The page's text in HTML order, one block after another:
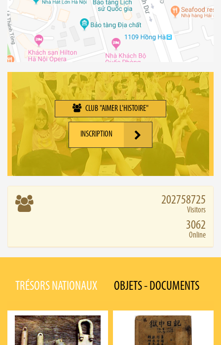
CLUB "AIMER L'HISTOIRE"
INSCRIPTION
202758725
Visitors
3062
Online
TRÉSORS NATIONAUX OBJETS - DOCUMENTS